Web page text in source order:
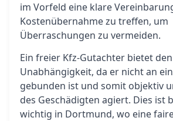
im Vorfeld eine klare
Kostenübernahme zu treffen, um
Überraschungen zu vermeiden.
Ein freier Kfz-Gutachter bietet
Unabhängigkeit, da er nicht an
gebunden ist und somit objektiv
des Geschädigten agiert. Dies ist
wichtig in Dortmund, wo eine